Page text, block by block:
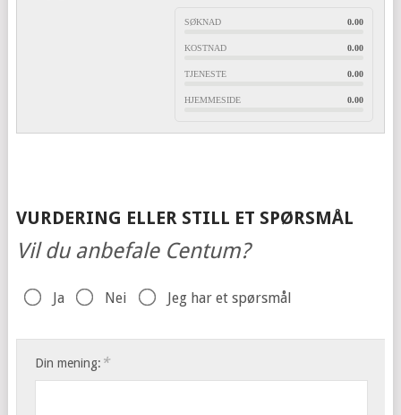
SØKNAD 0.00
KOSTNAD 0.00
TJENESTE 0.00
HJEMMESIDE 0.00
VURDERING ELLER STILL ET SPØRSMÅL
Vil du anbefale Centum?
Ja Nei Jeg har et spørsmål
Din mening: *